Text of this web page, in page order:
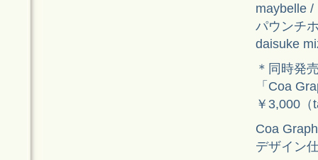
maybelle /
パウンチ
daisuke
＊同時発
「Coa
￥3,000
Coa
デザイン